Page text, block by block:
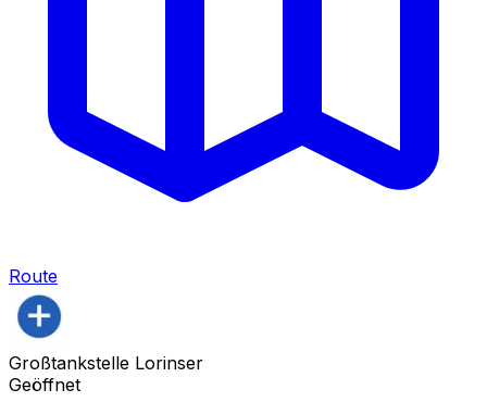
Route
Großtankstelle Lorinser
Geöffnet